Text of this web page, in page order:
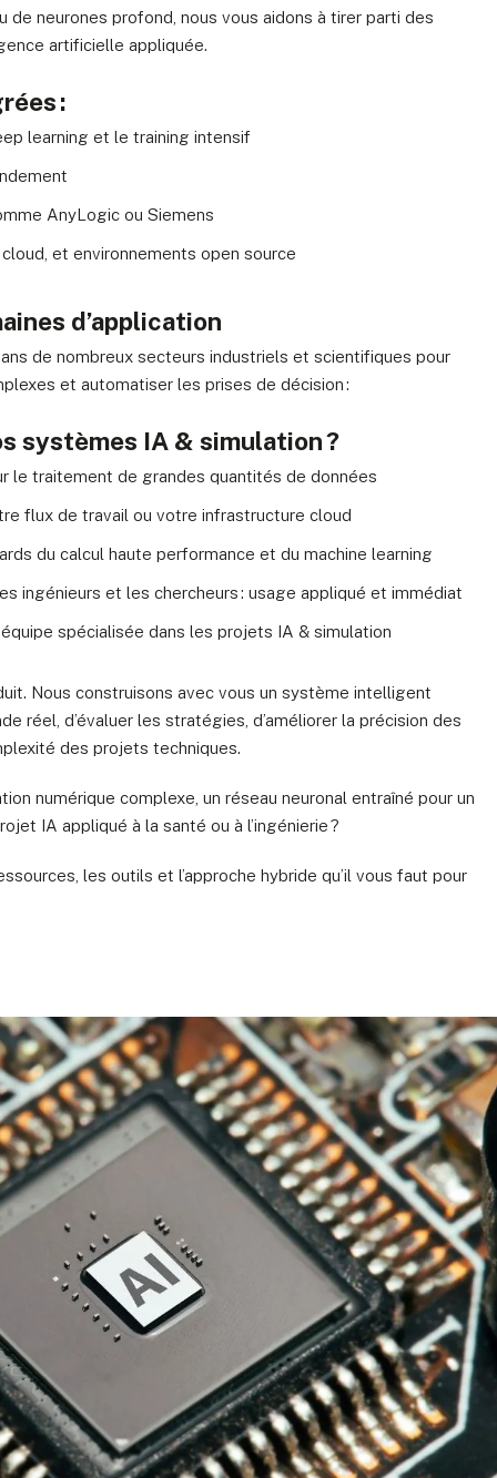
de neurones profond, nous vous aidons à tirer parti des
artificielle appliquée.
:
learning et le training intensif
AnyLogic ou Siemens
et environnements open source
d’application
de nombreux secteurs industriels et scientifiques pour
et automatiser les prises de décision :
systèmes IA & simulation ?
le traitement de grandes quantités de données
flux de travail ou votre infrastructure cloud
du calcul haute performance et du machine learning
ingénieurs et les chercheurs : usage appliqué et immédiat
spécialisée dans les projets IA & simulation
Nous construisons avec vous un système intelligent
réel, d’évaluer les stratégies, d’améliorer la précision des
des projets techniques.
numérique complexe, un réseau neuronal entraîné pour un
IA appliqué à la santé ou à l’ingénierie ?
les outils et l’approche hybride qu’il vous faut pour